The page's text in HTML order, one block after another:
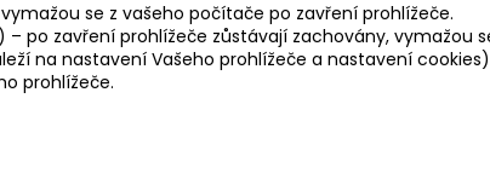
se z vašeho počítače po zavření prohlížeče.
– po zavření prohlížeče zůstávají zachovány, vymažou
na nastavení Vašeho prohlížeče a nastavení
prohlížeče.